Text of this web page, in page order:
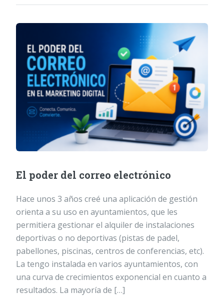
El poder del correo electrónico
Hace unos 3 años creé una aplicación de gestión
orienta a su uso en ayuntamientos, que les
permitiera gestionar el alquiler de instalaciones
deportivas o no deportivas (pistas de padel,
pabellones, piscinas, centros de conferencias, etc).
La tengo instalada en varios ayuntamientos, con
una curva de crecimientos exponencial en cuanto a
resultados. La mayoría de […]